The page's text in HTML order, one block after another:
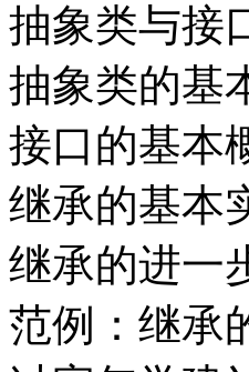
抽象类与接
抽象类的基
接口的基本
继承的基本
继承的进一
范例：继承